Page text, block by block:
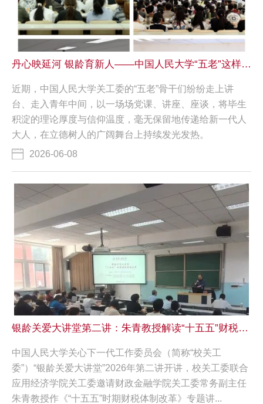
丹心映延河 银龄育新人——中国人民大学“五老”这样点亮“大思政课”
近期，中国人民大学关工委的“五老”骨干们纷纷走上讲
台、走入青年中间，以一场场党课、讲座、座谈，将毕生
积淀的理论厚度与信仰温度，毫无保留地传递给新一代人
大人，在立德树人的广阔舞台上持续发光发热。
2026-06-08
银龄关爱大讲堂第二讲：朱青教授解读“十五五”财税体制改革
中国人民大学关心下一代工作委员会（简称“校关工
委”）“银龄关爱大讲堂”2026年第二讲开讲，校关工委联合
应用经济学院关工委邀请财政金融学院关工委常务副主任
朱青教授作《“十五五”时期财税体制改革》专题讲...